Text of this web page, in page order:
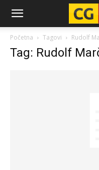
CG-
Fudbal
Početna Tagovi Rudolf
Tag: Rudolf